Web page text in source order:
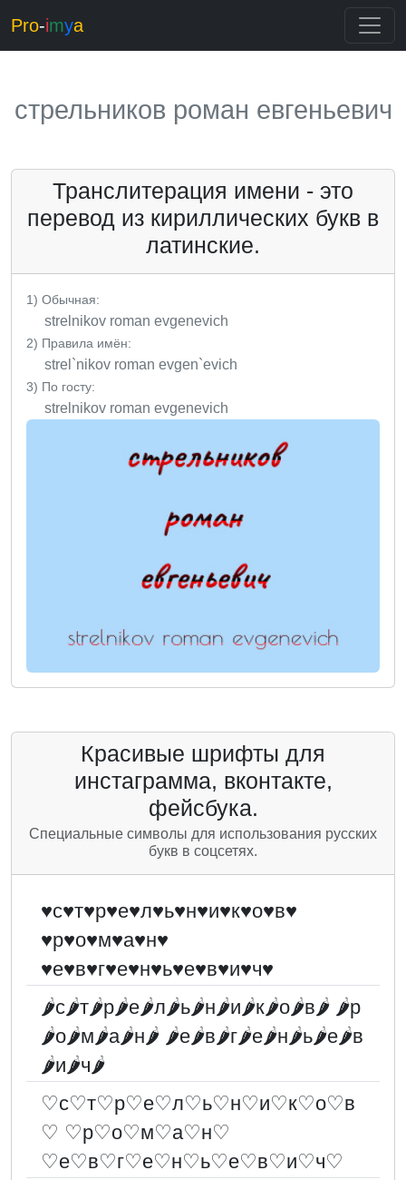
Pro-imya
стрельников роман евгеньевич
Транслитерация имени - это
перевод из кириллических букв в
латинские.
1) Обычная:
strelnikov roman evgenevich
2) Правила имён:
strel`nikov roman evgen`evich
3) По госту:
strelnikov roman evgenevich
Красивые шрифты для
инстаграмма, вконтакте,
фейсбука.
Специальные символы для использования русских
букв в соцсетях.
♥с♥т♥р♥е♥л♥ь♥н♥и♥к♥о♥в♥
♥р♥о♥м♥а♥н♥
♥е♥в♥г♥е♥н♥ь♥е♥в♥и♥ч♥
🌶с🌶т🌶р🌶е🌶л🌶ь🌶н🌶и🌶к🌶о🌶в🌶 🌶р
🌶о🌶м🌶а🌶н🌶 🌶е🌶в🌶г🌶е🌶н🌶ь🌶е🌶в
🌶и🌶ч🌶
♡с♡т♡р♡е♡л♡ь♡н♡и♡к♡о♡в
♡ ♡р♡о♡м♡а♡н♡
♡е♡в♡г♡е♡н♡ь♡е♡в♡и♡ч♡